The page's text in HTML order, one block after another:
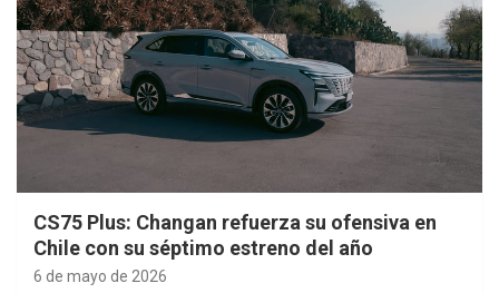
CS75 Plus: Changan refuerza su ofensiva en
Chile con su séptimo estreno del año
6 de mayo de 2026